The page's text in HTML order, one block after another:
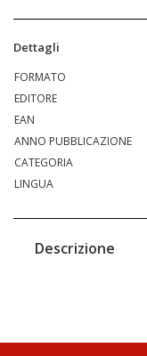
Dettagli
FORMATO
EDITORE
EAN
ANNO PUBBLICAZIONE
CATEGORIA
LINGUA
Descrizione